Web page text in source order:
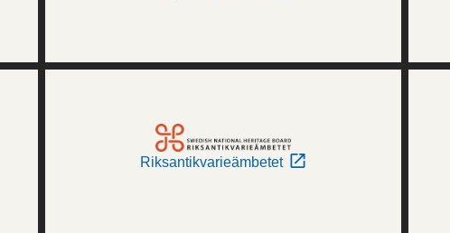
Riksantikvarieämbetet